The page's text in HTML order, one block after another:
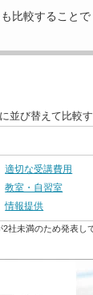
比較することで
び替えて比較す
適切な受講費用
教室・自習室
情報提供
未満のため発表し